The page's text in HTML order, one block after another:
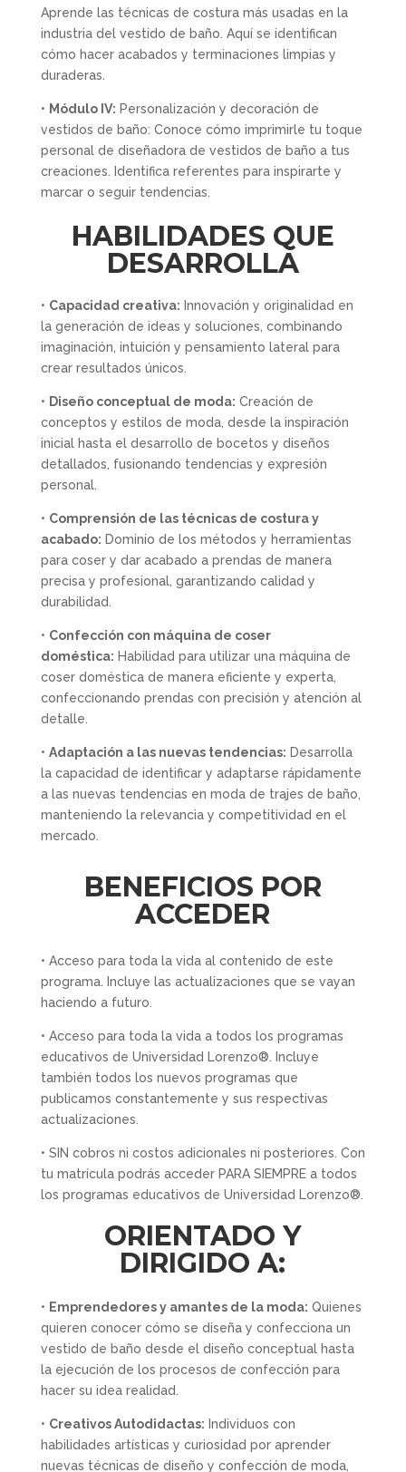
Aprende las técnicas de costura más usadas en la
industria del vestido de baño. Aquí se identifican
cómo hacer acabados y terminaciones limpias y
duraderas.
• Módulo IV: Personalización y decoración de
vestidos de baño: Conoce cómo imprimirle tu toque
personal de diseñadora de vestidos de baño a tus
creaciones. Identifica referentes para inspirarte y
marcar o seguir tendencias.
HABILIDADES QUE
DESARROLLA
• Capacidad creativa: Innovación y originalidad en
la generación de ideas y soluciones, combinando
imaginación, intuición y pensamiento lateral para
crear resultados únicos.
• Diseño conceptual de moda: Creación de
conceptos y estilos de moda, desde la inspiración
inicial hasta el desarrollo de bocetos y diseños
detallados, fusionando tendencias y expresión
personal.
• Comprensión de las técnicas de costura y
acabado: Dominio de los métodos y herramientas
para coser y dar acabado a prendas de manera
precisa y profesional, garantizando calidad y
durabilidad.
• Confección con máquina de coser
doméstica: Habilidad para utilizar una máquina de
coser doméstica de manera eficiente y experta,
confeccionando prendas con precisión y atención al
detalle.
• Adaptación a las nuevas tendencias: Desarrolla
la capacidad de identificar y adaptarse rápidamente
a las nuevas tendencias en moda de trajes de baño,
manteniendo la relevancia y competitividad en el
mercado.
BENEFICIOS POR
ACCEDER
• Acceso para toda la vida al contenido de este
programa. Incluye las actualizaciones que se vayan
haciendo a futuro.
• ​Acceso para toda la vida a todos los programas
educativos de Universidad Lorenzo®. Incluye
también todos los nuevos programas que
publicamos constantemente y sus respectivas
actualizaciones.
• SIN cobros ni costos adicionales ni posteriores. Con
tu matrícula podrás acceder PARA SIEMPRE a todos
los programas educativos de Universidad Lorenzo®.
ORIENTADO Y
DIRIGIDO A:
• Emprendedores y amantes de la moda: Quienes
quieren conocer cómo se diseña y confecciona un
vestido de baño desde el diseño conceptual hasta
la ejecución de los procesos de confección para
hacer su idea realidad.
• Creativos Autodidactas: Individuos con
habilidades artísticas y curiosidad por aprender
nuevas técnicas de diseño y confección de moda,